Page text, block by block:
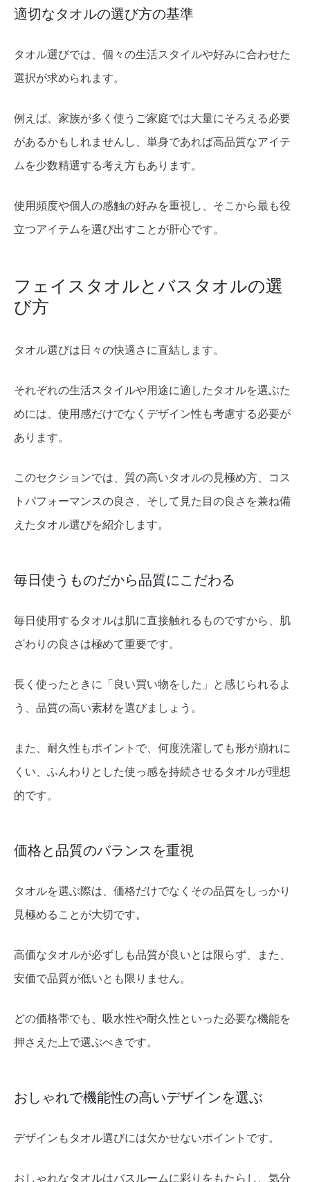
適切なタオルの選び方の基準
タオル選びでは、個々の生活スタイルや好みに合わせた
選択が求められます。
例えば、家族が多く使うご家庭では大量にそろえる必要
があるかもしれませんし、単身であれば高品質なアイテ
ムを少数精選する考え方もあります。
使用頻度や個人の感触の好みを重視し、そこから最も役
立つアイテムを選び出すことが肝心です。
フェイスタオルとバスタオルの選
び方
タオル選びは日々の快適さに直結します。
それぞれの生活スタイルや用途に適したタオルを選ぶた
めには、使用感だけでなくデザイン性も考慮する必要が
あります。
このセクションでは、質の高いタオルの見極め方、コス
トパフォーマンスの良さ、そして見た目の良さを兼ね備
えたタオル選びを紹介します。
毎日使うものだから品質にこだわる
毎日使用するタオルは肌に直接触れるものですから、肌
ざわりの良さは極めて重要です。
長く使ったときに「良い買い物をした」と感じられるよ
う、品質の高い素材を選びましょう。
また、耐久性もポイントで、何度洗濯しても形が崩れに
くい、ふんわりとした使っ感を持続させるタオルが理想
的です。
価格と品質のバランスを重視
タオルを選ぶ際は、価格だけでなくその品質をしっかり
見極めることが大切です。
高価なタオルが必ずしも品質が良いとは限らず、また、
安価で品質が低いとも限りません。
どの価格帯でも、吸水性や耐久性といった必要な機能を
押さえた上で選ぶべきです。
おしゃれで機能性の高いデザインを選ぶ
デザインもタオル選びには欠かせないポイントです。
おしゃれなタオルはバスルームに彩りをもたらし、気分